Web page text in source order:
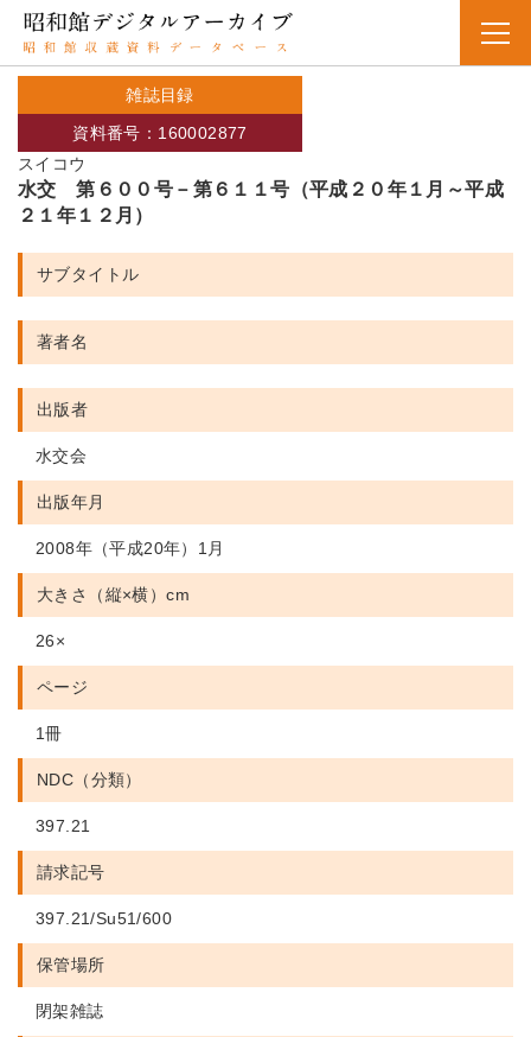
雑誌目録
スイコウ
資料番号：160002877
水交 第６００号－第６１１号（平成２０年１月～平成
２１年１２月）
サブタイトル
著者名
出版者
水交会
出版年月
2008年（平成20年）1月
大きさ（縦×横）cm
26×
ページ
1冊
NDC（分類）
397.21
請求記号
397.21/Su51/600
保管場所
閉架雑誌